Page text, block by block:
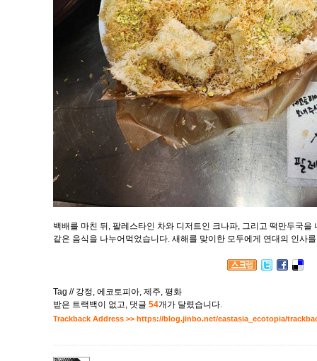
백배를 마친 뒤, 팔레스타인 차와 디저트인 크나파, 그리고 떡만두국
같은 음식을 나누어먹었습니다. 새해를 맞이한 모두에게 연대의 인사
Tag // 강정, 에코토피아, 제주, 평화
받은 트랙백이 없고, 댓글 54개가 달렸습니다.
Trackback Address >> https://blog.jinbo.net/eastasia_ecotopia/